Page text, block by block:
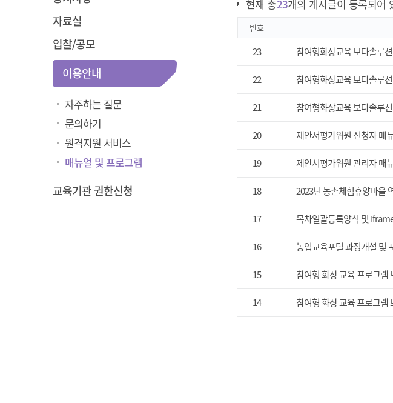
자료실
입찰/공모
이용안내
자주하는 질문
문의하기
원격지원 서비스
매뉴얼 및 프로그램
교육기관 권한신청
현재 총23개의 게시글이 등록되어
번호
23 참여형화상교육 보다솔루
22 참여형화상교육 보다솔루
21 참여형화상교육 보다솔루
20 제안서평가위원 신청자 매
19 제안서평가위원 관리자 매
18 2023년 농촌체험휴양마을
17 목차일괄등록양식 및
16 농업교육포털 과정개설 및
15 참여형 화상 교육 프로그램
14 참여형 화상 교육 프로그램